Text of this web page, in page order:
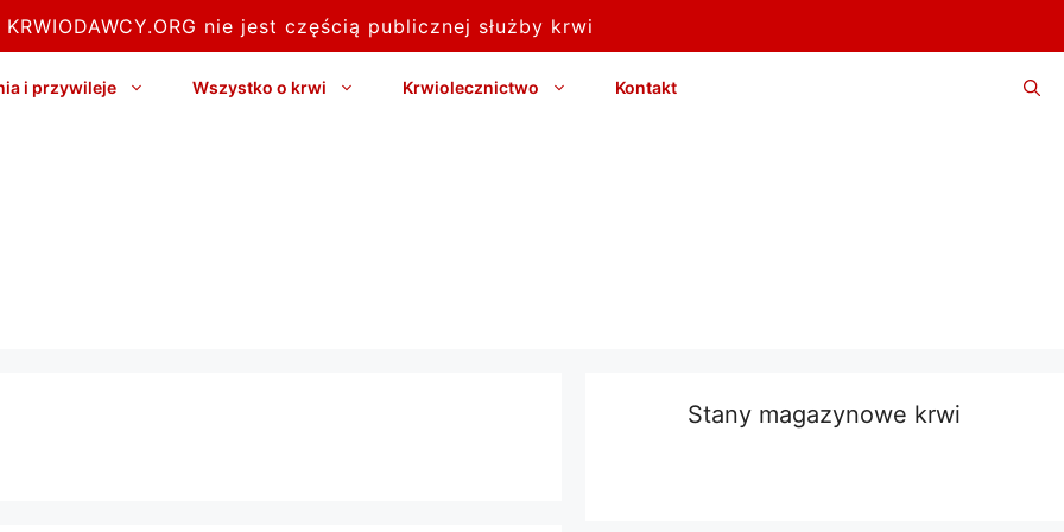
nie jest częścią publicznej służby krwi
i przywileje Wszystko o krwi Krwiolecznictwo Kontakt
Stany magazynowe krwi